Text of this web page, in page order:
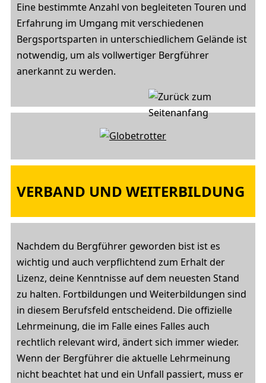
Eine bestimmte Anzahl von begleiteten Touren und
Erfahrung im Umgang mit verschiedenen
Bergsportsparten in unterschiedlichem Gelände ist
notwendig, um als vollwertiger Bergführer
anerkannt zu werden.
VERBAND UND WEITERBILDUNG
Nachdem du Bergführer geworden bist ist es
wichtig und auch verpflichtend zum Erhalt der
Lizenz, deine Kenntnisse auf dem neuesten Stand
zu halten. Fortbildungen und Weiterbildungen sind
in diesem Berufsfeld entscheidend. Die offizielle
Lehrmeinung, die im Falle eines Falles auch
rechtlich relevant wird, ändert sich immer wieder.
Wenn der Bergführer die aktuelle Lehrmeinung
nicht beachtet hat und ein Unfall passiert, muss er